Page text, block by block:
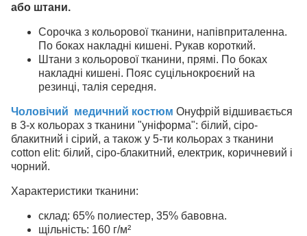
або штани.
Сорочка з кольорової тканини, напівприталенна.
По боках накладні кишені. Рукав короткий.
Штани з кольорової тканини, прямі. По боках
накладні кишені. Пояс суцільнокроєний на
резинці, талія середня.
Чоловічий медичний костюм Онуфрій відшивається
в 3-х кольорах з тканини "уніформа": білий, сіро-
блакитний і сірий, а також у 5-ти кольорах з тканини
cotton elit: білий, сіро-блакитний, електрик, коричневий і
чорний.
Характеристики тканини:
склад: 65% полиестер, 35% бавовна.
щільність: 160 г/м²